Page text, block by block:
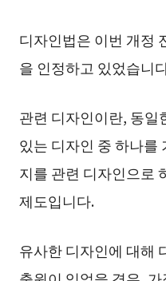
디자인법은 이번 개정
을 인정하고 있었습니
관련 디자인이란, 동일
있는 디자인 중 하나를
지를 관련 디자인으로
제도입니다.
유사한 디자인에 대해